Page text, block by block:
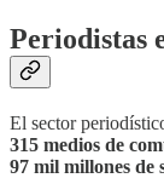
Periodistas
El sector
315 medios de
97 mil millones de